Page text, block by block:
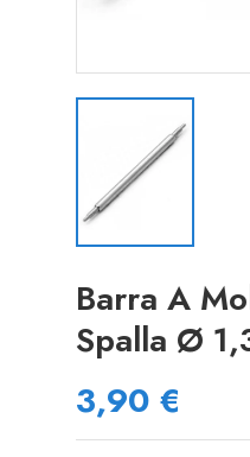
Barra A
Spalla Ø
3,90 €